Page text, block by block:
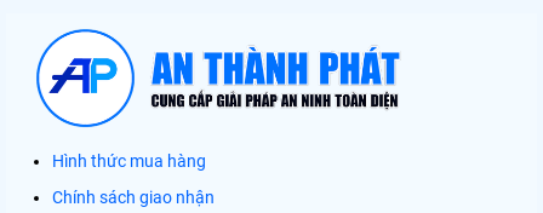
Hình thức mua hàng
Chính sách giao nhận